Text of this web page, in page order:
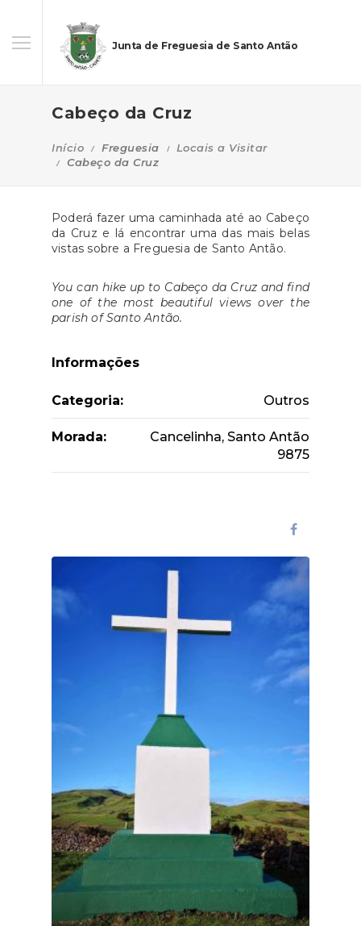
Junta de Freguesia de Santo Antão
Cabeço da Cruz
Início Freguesia
Locais a Visitar
Cabeço da Cruz
Poderá fazer uma caminhada até ao Cabeço
da Cruz e lá encontrar uma das mais belas
vistas sobre a Freguesia de Santo Antão.
You can hike up to Cabeço da Cruz and find
one of the most beautiful views over the
parish of Santo Antão.
Informações
Categoria: Outros
Morada:
Cancelinha, Santo Antão
9875